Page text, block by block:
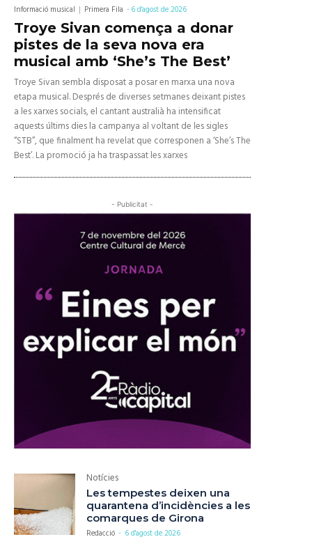
Informació musical Primera Fila -6 d'agost de 2026
Troye Sivan comença a donar
pistes de la seva nova era
musical amb ‘She’s The Best’
Troye Sivan sembla disposat a posar en marxa una nova
etapa musical. Després de diverses setmanes deixant pistes
a les xarxes socials, el cantant australià ha intensificat
aquests últims dies la campanya al voltant de les sigles
“STB”, que finalment ha revelat que corresponen a ‘She’s The
Best’. La promoció ja ha traspassat les xarxes
- Publicitat -
Notícies
Les tempestes deixen una
quarantena d’incidències a les
comarques de Girona
Redacció - 6 d'agost de 2026